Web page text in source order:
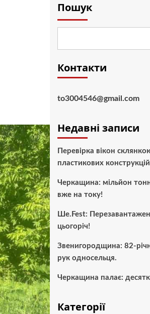
Пошук
Контакти
to3004546@gmail.com
Недавні записи
Перевірка вікон
пластикових конструкцій
Черкащина: мільйон
вже на току!
Ше.Fest:
цьогоріч!
Звенигородщина: 82-
рук односельця.
Черкащина палає:
Категорії